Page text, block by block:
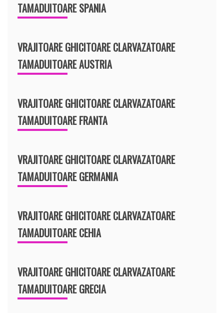
TAMADUITOARE SPANIA
VRAJITOARE GHICITOARE CLARVAZATOARE
TAMADUITOARE AUSTRIA
VRAJITOARE GHICITOARE CLARVAZATOARE
TAMADUITOARE FRANTA
VRAJITOARE GHICITOARE CLARVAZATOARE
TAMADUITOARE GERMANIA
VRAJITOARE GHICITOARE CLARVAZATOARE
TAMADUITOARE CEHIA
VRAJITOARE GHICITOARE CLARVAZATOARE
TAMADUITOARE GRECIA